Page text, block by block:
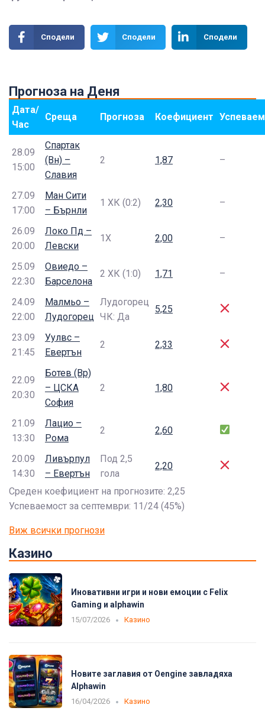
Сподели Сподели Сподели
Прогноза на Деня
Дата/
Час
Среща Прогноза Коефициент
28.09
15:00
Спартак
(Вн) –
Славия
2 1,87 –
27.09
17:00
Ман Сити
– Бърнли
1 ХК (0:2) 2,30 –
26.09
20:00
Локо Пд –
Левски
1Х 2,00 –
25.09
22:30
Овиедо –
Барселона
2 ХК (1:0) 1,71 –
24.09
22:00
Малмьо –
Лудогорец
Лудогорец
ЧК: Да
5,25
23.09
21:45
Уулвс –
Евертън
2 2,33
22.09
20:30
Ботев (Вр)
– ЦСКА
София
2 1,80
21.09
13:30
Лацио –
Рома
2 2,60
20.09
14:30
Ливърпул
– Евертън
Под 2,5
гола
2,20
Среден коефициент на прогнозите: 2,25
Успеваемост за септември: 11/24 (45%)
Виж всички прогнози
Казино
Иновативни игри и нови емоции с Felix
Gaming и alphawin
15/07/2026 Казино
Новите заглавия от Oengine завладяха
Alphawin
16/04/2026 Казино